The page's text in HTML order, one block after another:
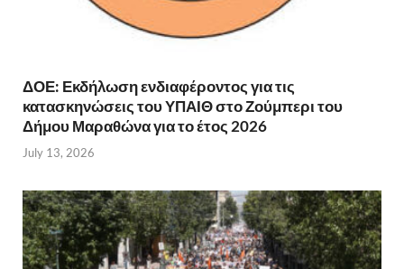
ΔΟΕ: Εκδήλωση ενδιαφέροντος για τις
κατασκηνώσεις του ΥΠΑΙΘ στο Ζούμπερι του
Δήμου Μαραθώνα για το έτος 2026
July 13, 2026